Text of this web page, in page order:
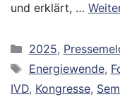
und erklärt, …
Kategorien
2025,
Schlagwörter
Energiewende,
IVD, Kongresse,